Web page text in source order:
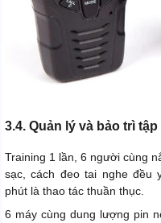
3.4. Quản lý và bảo trì
Training 1 lần, 6 người cùng
sạc, cách đeo tai nghe đều
phút là thao tác thuần thục.
6 máy cùng dung lượng pin